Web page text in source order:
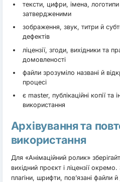
тексти, цифри, імена, логотипи
затвердженими
зображення, звук, титри й
дефектів
ліцензії, згоди, вихідники та
домовленості
файли зрозуміло названі й
процесі
є master, публікаційні копії та
використання
Архівування та
використання
Для «Анімаційний ролик»
вихідний проєкт і ліцензії
плагіни, шрифти, пов’язані